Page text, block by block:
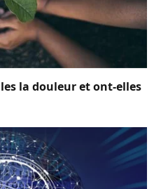
la douleur et ont-elles